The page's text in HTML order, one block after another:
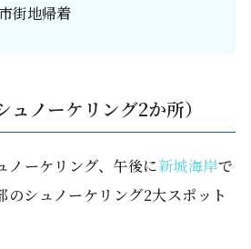
街地帰着
ュノーケリング2か所）
ノーケリング、午後に新城海岸で
シュノーケリング2大スポット